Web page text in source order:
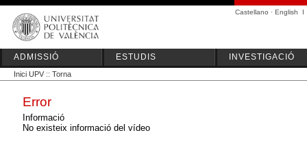
Castellano · English I
ADMISSIÓ ESTUDIS INVESTIGACIÓ
Inici UPV :: Torna
Error
Informació
No existeix informació del vídeo